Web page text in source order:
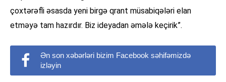
çoxtərəfli əsasda yeni birgə qrant müsabiqələri elan
etməyə tam hazırdır. Biz ideyadan əmələ keçirik”.
Ən son xəbərləri bizim Facebook səhifəmizdə
izləyin